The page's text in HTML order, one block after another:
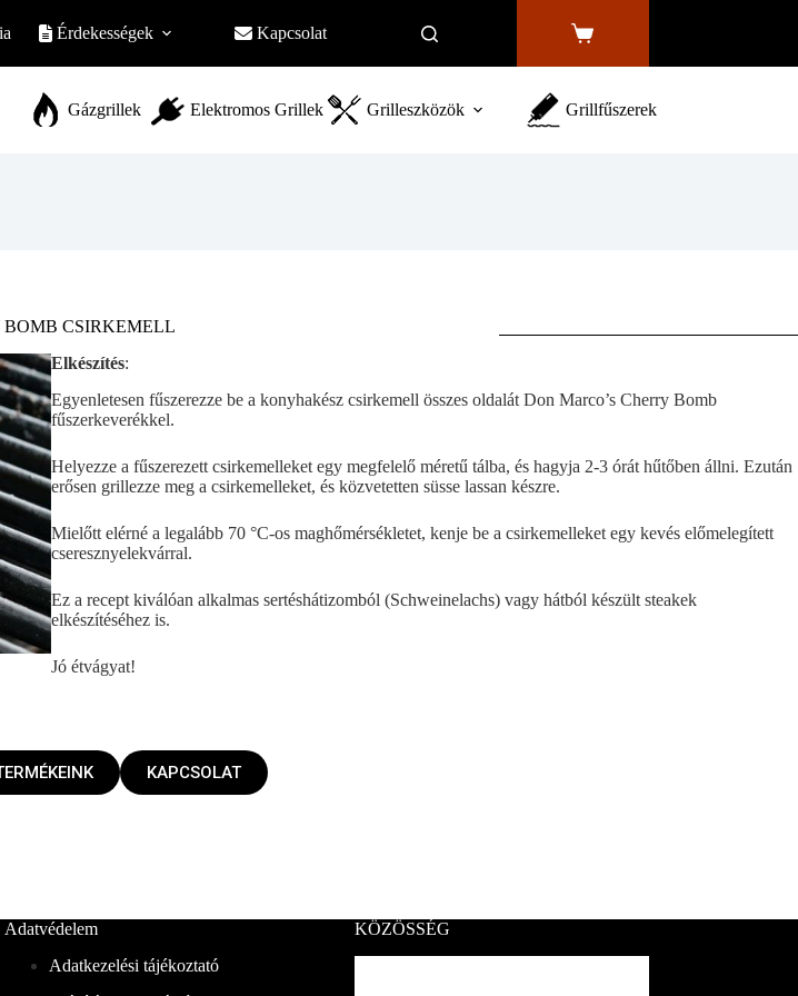
Érdekességek Kapcsolat
Shopping
Gázgrillek Elektromos Grillek Grilleszközök Grillfűszerek
BOMB CSIRKEMELL
Elkészítés:
Egyenletesen fűszerezze be a konyhakész csirkemell összes oldalát Don Marco’s Cherry Bomb
fűszerkeverékkel.
Helyezze a fűszerezett csirkemelleket egy megfelelő méretű tálba, és hagyja 2-3 órát hűtőben állni. Ezután
erősen grillezze meg a csirkemelleket, és közvetetten süsse lassan készre.
Mielőtt elérné a legalább 70 °C-os maghőmérsékletet, kenje be a csirkemelleket egy kevés előmelegített
cseresznyelekvárral.
Ez a recept kiválóan alkalmas sertéshátizomból (Schweinelachs) vagy hátból készült steakek
elkészítéséhez is.
Jó étvágyat!
KAPCSOLAT
Adatvédelem
Adatkezelési tájékoztató
KÖZÖSSÉG